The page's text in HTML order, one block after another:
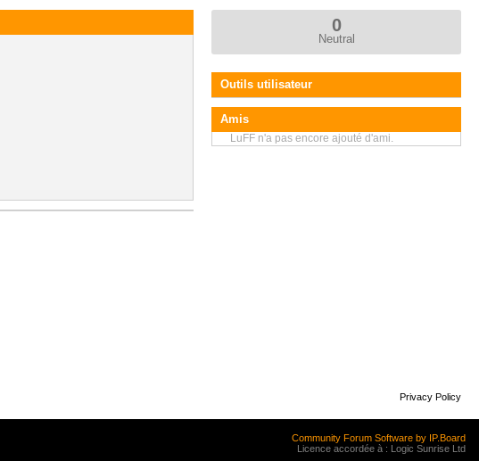
0
Neutral
Outils utilisateur
Amis
LuFF n'a pas encore ajouté d'ami.
Privacy Policy
Community Forum Software by IP.Board
Licence accordée à : Logic Sunrise Ltd